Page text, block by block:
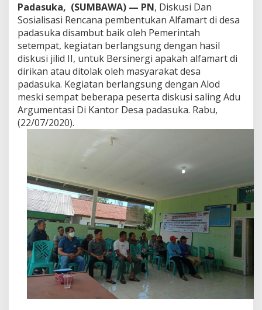
Padasuka, (SUMBAWA) — PN, Diskusi Dan
Sosialisasi Rencana pembentukan Alfamart di desa
padasuka disambut baik oleh Pemerintah
setempat, kegiatan berlangsung dengan hasil
diskusi jilid II, untuk Bersinergi apakah alfamart di
dirikan atau ditolak oleh masyarakat desa
padasuka. Kegiatan berlangsung dengan Alod
meski sempat beberapa peserta diskusi saling Adu
Argumentasi Di Kantor Desa padasuka. Rabu,
(22/07/2020).